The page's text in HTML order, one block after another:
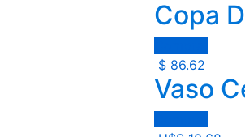
Copa
$ 86.62
Vaso